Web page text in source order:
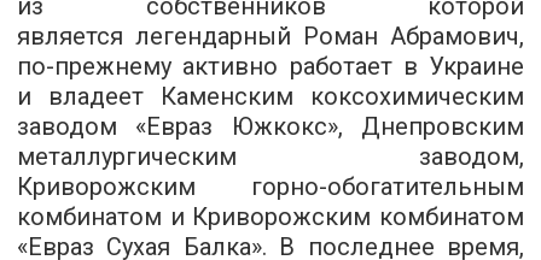
из собственников которой
является легендарный Роман Абрамович,
по-прежнему активно работает в Украине
и владеет Каменским коксохимическим
заводом «Евраз Южкокс», Днепровским
металлургическим заводом,
Криворожским горно-обогатительным
комбинатом и Криворожским комбинатом
«Евраз Сухая Балка». В последнее время,